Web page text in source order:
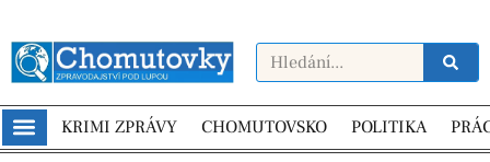
KRIMI ZPRÁVY CHOMUTOVSKO POLITIKA